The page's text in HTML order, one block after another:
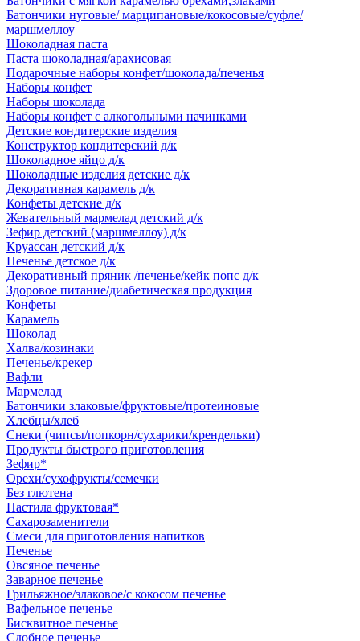
Батончики нуговые/ марципановые/кокосовые/суфле/
маршмеллоу
Шоколадная паста
Паста шоколадная/арахисовая
Подарочные наборы конфет/шоколада/печенья
Наборы конфет
Наборы шоколада
Наборы конфет с алкогольными начинками
Детские кондитерские изделия
Конструктор кондитерский д/к
Шоколадное яйцо д/к
Шоколадные изделия детские д/к
Декоративная карамель д/к
Конфеты детские д/к
Жевательный мармелад детский д/к
Зефир детский (маршмеллоу) д/к
Круассан детский д/к
Печенье детское д/к
Декоративный пряник /печенье/кейк попс д/к
Здоровое питание/диабетическая продукция
Конфеты
Карамель
Шоколад
Халва/козинаки
Печенье/крекер
Вафли
Мармелад
Батончики злаковые/фруктовые/протеиновые
Хлебцы/хлеб
Снеки (чипсы/попкорн/сухарики/крендельки)
Продукты быстрого приготовления
Зефир*
Орехи/сухофрукты/семечки
Без глютена
Пастила фруктовая*
Сахарозаменители
Смеси для приготовления напитков
Печенье
Овсяное печенье
Заварное печенье
Грильяжное/злаковое/с кокосом печенье
Вафельное печенье
Бисквитное печенье
Сдобное печенье